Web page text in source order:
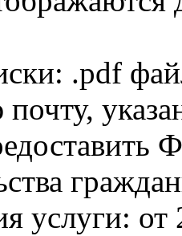
.pdf
услуги: от